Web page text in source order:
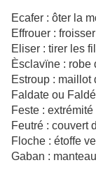
Ecafer : ôter la
Effrouer :
Eliser : tirer les
Èsclavïne : robe
Estroup : maillot
Faldate ou
Feste :
Feutré : couvert
Floche : étoffe
Gaban :